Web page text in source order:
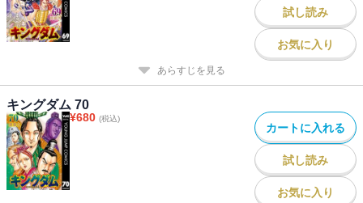
試し読み
お気に入り
あらすじを見る
キングダム 70
¥680 (税込)
カートに入れる
試し読み
お気に入り